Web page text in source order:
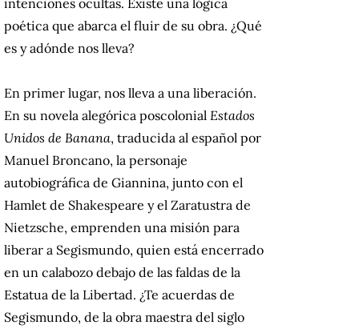
intenciones ocultas. Existe una lógica
poética que abarca el fluir de su obra. ¿Qué
es y adónde nos lleva?
En primer lugar, nos lleva a una liberación.
En su novela alegórica poscolonial Estados
Unidos de Banana, traducida al español por
Manuel Broncano, la personaje
autobiográfica de Giannina, junto con el
Hamlet de Shakespeare y el Zaratustra de
Nietzsche, emprenden una misión para
liberar a Segismundo, quien está encerrado
en un calabozo debajo de las faldas de la
Estatua de la Libertad. ¿Te acuerdas de
Segismundo, de la obra maestra del siglo